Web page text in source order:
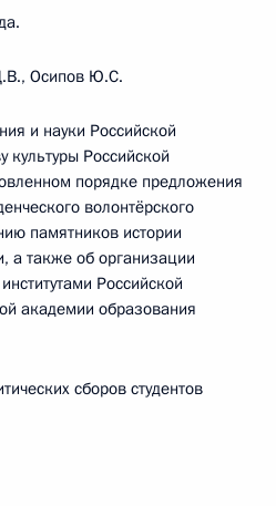
Осипов Ю.С.
и науки Российской
Российской
порядке предложения
волонтёрского
памятников истории
а также об организации
Российской
академии образования
сборов студентов